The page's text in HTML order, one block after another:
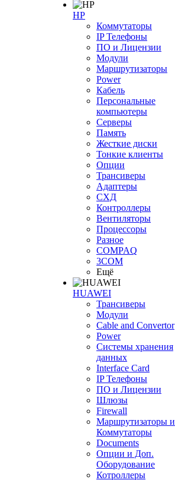
HP
Коммутаторы
IP Телефоны
ПО и Лицензии
Модули
Маршрутизаторы
Power
Кабель
Персональные
компьютеры
Серверы
Память
Жесткие диски
Тонкие клиенты
Опции
Трансиверы
Адаптеры
СХД
Контроллеры
Вентиляторы
Процессоры
Разное
COMPAQ
3COM
Ещё
HUAWEI
Трансиверы
Модули
Cable and Convertor
Power
Системы хранения
данных
Interface Card
IP Телефоны
ПО и Лицензии
Шлюзы
Firewall
Маршрутизаторы и
Коммутаторы
Documents
Опции и Доп.
Оборудование
Котроллеры